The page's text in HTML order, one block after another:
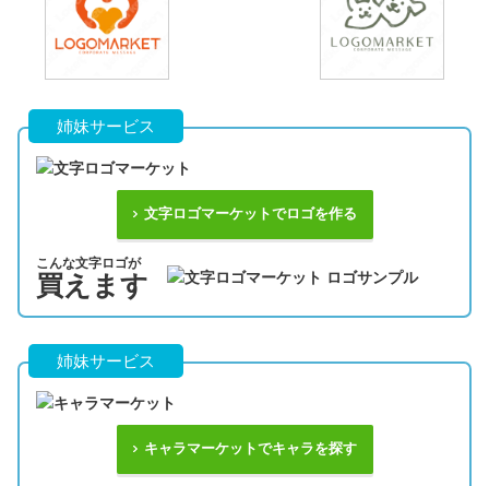
姉妹サービス
文字ロゴマーケットでロゴを作る
こんな文字ロゴが
買えます
姉妹サービス
キャラマーケットでキャラを探す